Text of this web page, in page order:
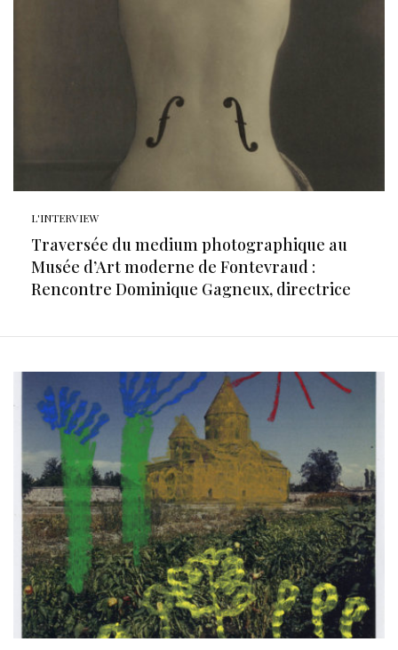
L'INTERVIEW
Traversée du medium photographique au
Musée d’Art moderne de Fontevraud :
Rencontre Dominique Gagneux, directrice